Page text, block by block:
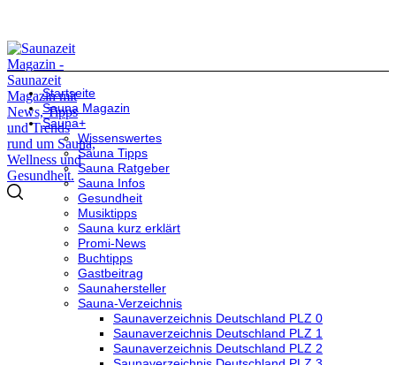
Startseite
Sauna Magazin
Sauna+
Wissenswertes
Sauna Tipps
Sauna Ratgeber
Sauna Infos
Gesundheit
Musiktipps
Sauna kurz erklärt
Promi-News
Buchtipps
Gastbeitrag
Saunahersteller
Sauna-Verzeichnis
Saunaverzeichnis Deutschland PLZ 0
Saunaverzeichnis Deutschland PLZ 1
Saunaverzeichnis Deutschland PLZ 2